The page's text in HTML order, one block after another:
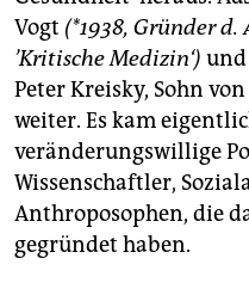
Vogt (*1938, Gründer
’Kritische Medizin‘) und
Peter Kreisky, Sohn
weiter. Es kam
veränderungswillige
Wissenschaftler,
Anthroposophen, die
gegründet haben.